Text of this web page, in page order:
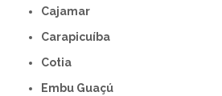
Cajamar
Carapicuíba
Cotia
Embu Guaçú